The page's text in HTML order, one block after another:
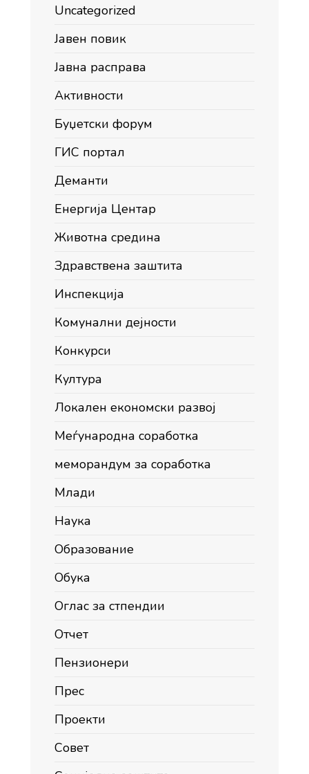
Uncategorized
Јавен повик
Јавна расправа
Активности
Буџетски форум
ГИС портал
Деманти
Енергија Центар
Животна средина
Здравствена заштита
Инспекција
Комунални дејности
Конкурси
Култура
Локален економски развој
Меѓународна соработка
меморандум за соработка
Млади
Наука
Образование
Обука
Оглас за стпендии
Отчет
Пензионери
Прес
Проекти
Совет